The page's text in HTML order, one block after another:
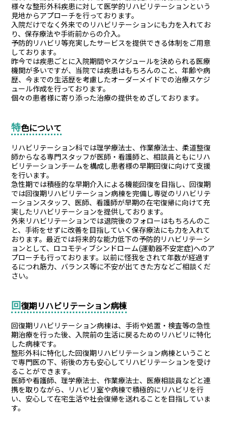
様々な整形外科疾患に対して医学的リハビリテーションという
見地からアプローチを行っております。
入院だけでなく外来でのリハビリテーションにも力を入れてお
り、保存療法や手術前からの介入。
予防的リハビリ等充実したサービスを提供できる体制をご用意
しております。
昨今では疾患ごとに入院期間やスケジュールを決められる医療
機関が多いですが、当院では疾患はもちろんのこと、年齢や病
歴、今までの生活歴を考慮したオーダーメイドでの治療スケジ
ュール作成を行っております。
個々の患者様に寄り添った治療の提供をめざしております。
特色について
リハビリテーション科では理学療法士、作業療法士、柔道整復
師からなる専門スタッフが医師・看護師と、相談員ともにリハ
ビリテーションチームを構成し患者様の早期回復に向けて支援
を行います。
急性期では積極的な早期介入による機能回復を目指し、回復期
では回復期リハビリテーション病棟を完備し専従のリハビリテ
ーションスタッフ、医師、看護師が早期の在宅復帰に向けて充
実したリハビリテーションを提供しております。
外来リハビリテーションでは退院後のフォローはもちろんのこ
と、手術をせずに改善を目指していく保存療法にも力を入れて
おります。最近では将来的な能力低下の予防的リハビリテーシ
ョンとして、ロコモティブシンドローム(運動器不安定症)へのア
プローチも行っております。以前に怪我をされて年数が経過す
るにつれ筋力、バランス等に不安が出てきた方などご相談くだ
さい。
回復期リハビリテーション病棟
回復期リハビリテーション病棟は、手術や処置・検査等の急性
期治療を行った後、入院前の生活に戻るためのリハビリに特化
した病棟です。
整形外科に特化した回復期リハビリテーション病棟ということ
で専門医の下、術後の方も安心してリハビリテーションを受け
ることができます。
医師や看護師、理学療法士、作業療法士、医療相談員などと連
携を取りながら、リハビリ室や病棟で積極的にリハビリを行
い、安心して在宅生活や社会復帰を送れることを目指していま
す。